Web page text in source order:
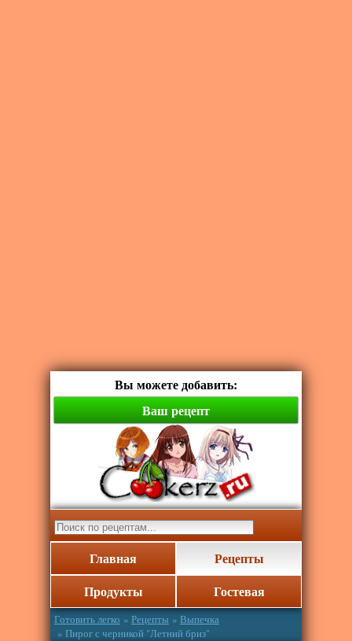
Вы можете добавить:
Ваш рецепт
Главная
Рецепты
Продукты
Гостевая
Готовить легко » Рецепты » Выпечка
» Пирог с черникой "Летний бриз"